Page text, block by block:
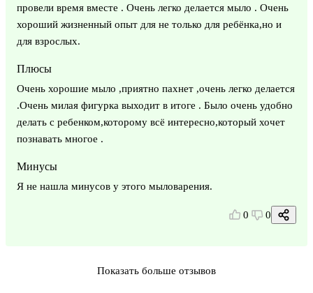
провели время вместе . Очень легко делается мыло . Очень
хороший жизненный опыт для не только для ребёнка,но и
для взрослых.
Плюсы
Очень хорошие мыло ,приятно пахнет ,очень легко делается
.Очень милая фигурка выходит в итоге . Было очень удобно
делать с ребенком,которому всё интересно,который хочет
познавать многое .
Минусы
Я не нашла минусов у этого мыловарения.
0 0
Показать больше отзывов